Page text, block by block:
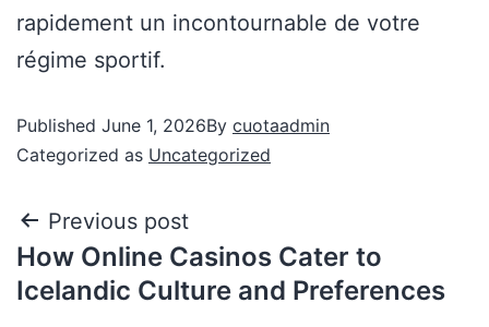
rapidement un incontournable de votre
régime sportif.
Published June 1, 2026By cuotaadmin
Categorized as Uncategorized
Previous post
How Online Casinos Cater to
Icelandic Culture and Preferences